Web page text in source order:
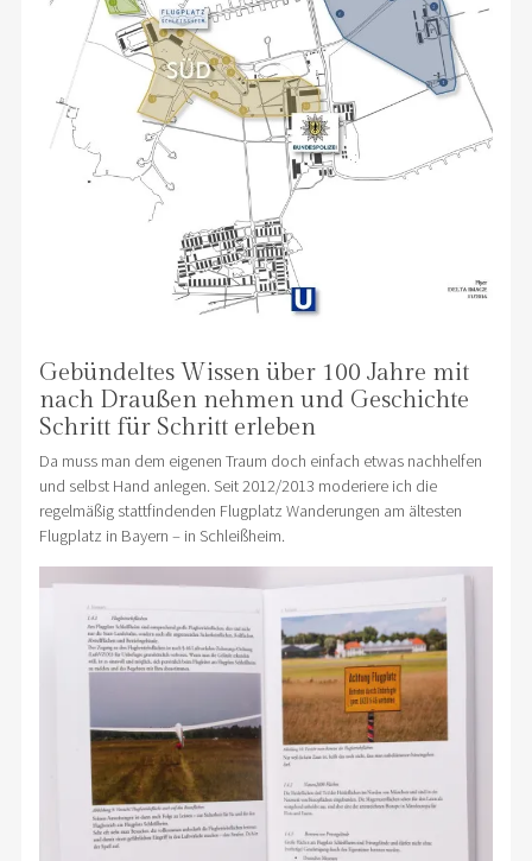
Gebündeltes Wissen über 100 Jahre mit
nach Draußen nehmen und Geschichte
Schritt für Schritt erleben
Da muss man dem eigenen Traum doch einfach etwas nachhelfen
und selbst Hand anlegen. Seit 2012/2013 moderiere ich die
regelmäßig stattfindenden Flugplatz Wanderungen am ältesten
Flugplatz in Bayern – in Schleißheim.